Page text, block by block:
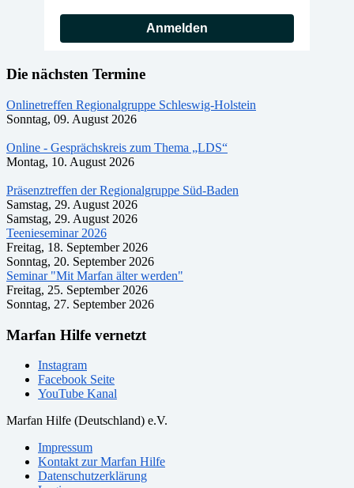
Anmelden
Die nächsten Termine
Onlinetreffen Regionalgruppe Schleswig-Holstein
Sonntag, 09. August 2026
Online - Gesprächskreis zum Thema „LDS“
Montag, 10. August 2026
Präsenztreffen der Regionalgruppe Süd-Baden
Samstag, 29. August 2026
Samstag, 29. August 2026
Teenieseminar 2026
Freitag, 18. September 2026
Sonntag, 20. September 2026
Seminar "Mit Marfan älter werden"
Freitag, 25. September 2026
Sonntag, 27. September 2026
Marfan Hilfe vernetzt
Instagram
Facebook Seite
YouTube Kanal
Marfan Hilfe (Deutschland) e.V.
Impressum
Kontakt zur Marfan Hilfe
Datenschutzerklärung